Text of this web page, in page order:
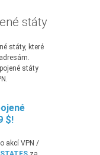
státy
státy, které
státy
$!
akcí VPN /